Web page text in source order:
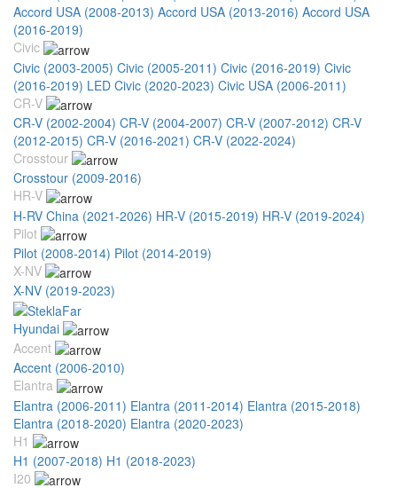
Accord USA (2008-2013) Accord USA (2013-2016) Accord USA
(2016-2019)
Civic
Civic (2003-2005) Civic (2005-2011) Civic (2016-2019) Civic
(2016-2019) LED Civic (2020-2023) Civic USA (2006-2011)
CR-V
CR-V (2002-2004) CR-V (2004-2007) CR-V (2007-2012) CR-V
(2012-2015) CR-V (2016-2021) CR-V (2022-2024)
Crosstour
Crosstour (2009-2016)
HR-V
H-RV China (2021-2026) HR-V (2015-2019) HR-V (2019-2024)
Pilot
Pilot (2008-2014) Pilot (2014-2019)
X-NV
X-NV (2019-2023)
Hyundai
Accent
Accent (2006-2010)
Elantra
Elantra (2006-2011) Elantra (2011-2014) Elantra (2015-2018)
Elantra (2018-2020) Elantra (2020-2023)
H1
H1 (2007-2018) H1 (2018-2023)
I20